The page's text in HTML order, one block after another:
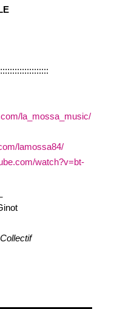
la_mossa_music/
lamossa84/
watch?v=bt-